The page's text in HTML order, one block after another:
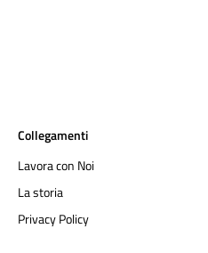
Collegamenti
Lavora con Noi
La storia
Privacy Policy